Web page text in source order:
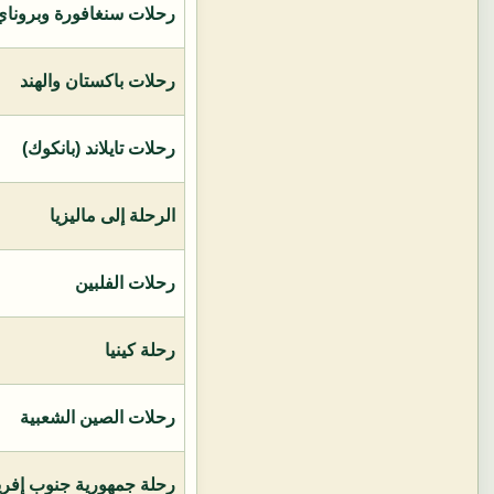
رحلات سنغافورة
رحلات باكستان والهند
رحلات تايلاند (بانكوك)
الرحلة إلى ماليزيا
رحلات الفلبين
رحلة كينيا
رحلات الصين الشعبية
رحلة جمهورية جنوب